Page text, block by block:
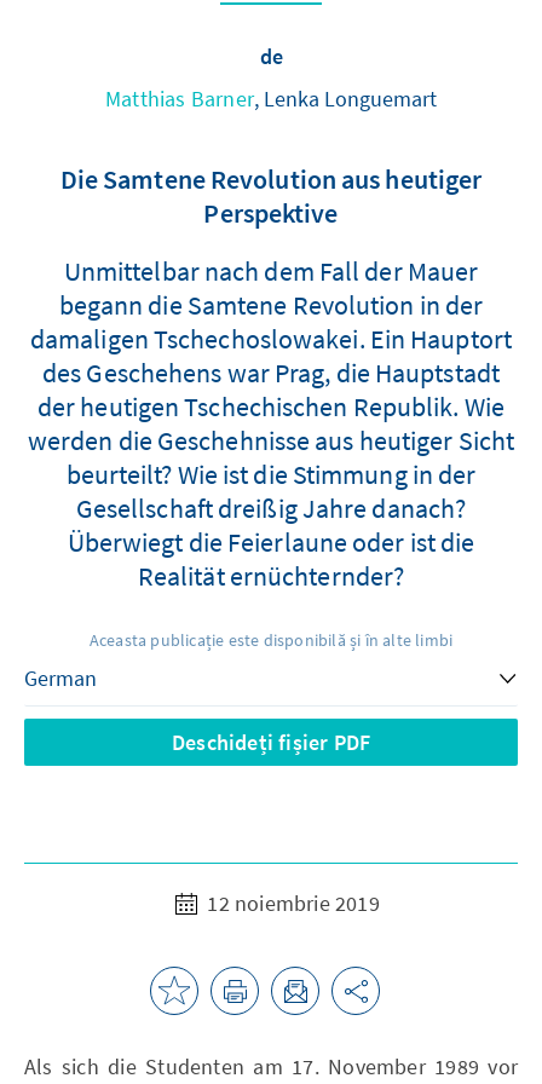
de
Matthias Barner, Lenka Longuemart
Die Samtene Revolution aus heutiger
Perspektive
Unmittelbar nach dem Fall der Mauer
begann die Samtene Revolution in der
damaligen Tschechoslowakei. Ein Hauptort
des Geschehens war Prag, die Hauptstadt
der heutigen Tschechischen Republik. Wie
werden die Geschehnisse aus heutiger Sicht
beurteilt? Wie ist die Stimmung in der
Gesellschaft dreißig Jahre danach?
Überwiegt die Feierlaune oder ist die
Realität ernüchternder?
Aceasta publicație este disponibilă și în alte limbi
Deschideți fișier PDF
12 noiembrie 2019
Als sich die Studenten am 17. November 1989 vor